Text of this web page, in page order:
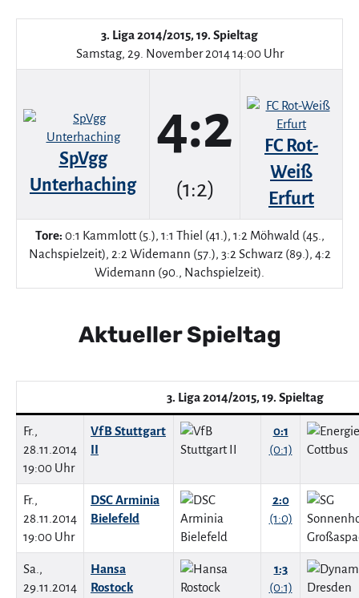
3. Liga 2014/2015, 19. Spieltag
Samstag, 29. November 2014 14:00 Uhr
SpVgg
Unterhaching
4:2
(1:2)
FC Rot-
Weiß
Erfurt
Tore: 0:1 Kammlott (5.), 1:1 Thiel (41.), 1:2 Möhwald (45.,
Nachspielzeit), 2:2 Widemann (57.), 3:2 Schwarz (89.), 4:2
Widemann (90., Nachspielzeit).
Aktueller Spieltag
3. Liga 2014/2015, 19. Spieltag
Fr.,
28.11.2014
19:00 Uhr
VfB Stuttgart
II
0:1
(0:1)
Fr.,
28.11.2014
19:00 Uhr
DSC Arminia
Bielefeld
2:0
(1:0)
Sa.,
29.11.2014
Hansa
Rostock
1:3
(0:1)